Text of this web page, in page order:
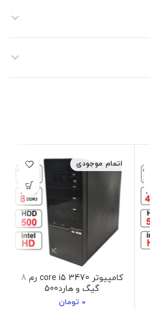
اتمام موجودی
کامپیوتر core i5 3470 رم 8
گیگ و هارد500
0 تومان